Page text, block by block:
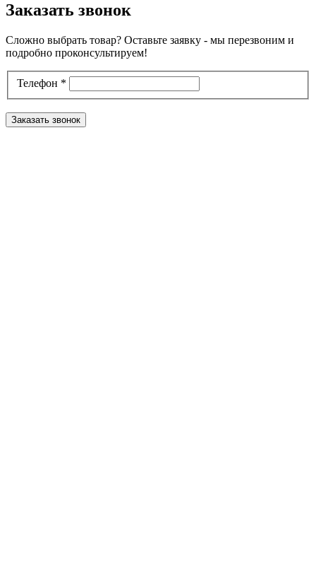
Заказать звонок
Сложно выбрать товар? Оставьте заявку - мы перезвоним и
подробно проконсультируем!
Телефон *
Заказать звонок